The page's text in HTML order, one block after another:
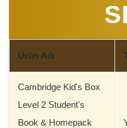
Ürün Adı
Cambridge Kid's Box
Level 2 Student's
Book & Homepack